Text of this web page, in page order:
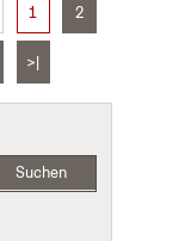
1 2
>|
Suchen